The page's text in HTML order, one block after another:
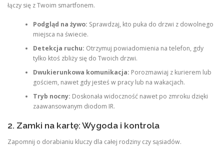
łączy się z Twoim smartfonem.
Podgląd na żywo: Sprawdzaj, kto puka do drzwi z dowolnego
miejsca na świecie.
Detekcja ruchu: Otrzymuj powiadomienia na telefon, gdy
tylko ktoś zbliży się do Twoich drzwi.
Dwukierunkowa komunikacja: Porozmawiaj z kurierem lub
gościem, nawet gdy jesteś w pracy lub na wakacjach.
Tryb nocny: Doskonała widoczność nawet po zmroku dzięki
zaawansowanym diodom IR.
2. Zamki na kartę: Wygoda i kontrola
Zapomnij o dorabianiu kluczy dla całej rodziny czy sąsiadów.